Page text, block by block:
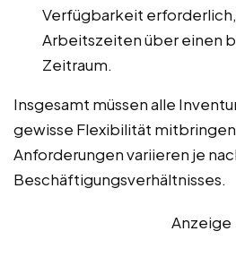
Verfügbarkeit
Arbeitszeiten über einen
Zeitraum.
Insgesamt müssen alle
gewisse Flexibilität
Anforderungen variieren je
Beschäftigungsverhältnisses.
Anzeige